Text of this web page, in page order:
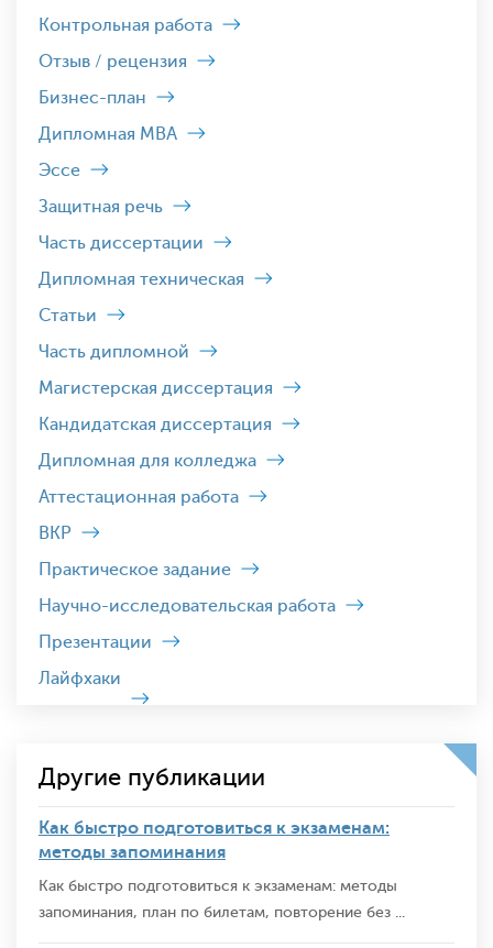
Контрольная работа
Отзыв / рецензия
Бизнес-план
Дипломная MBA
Эссе
Защитная речь
Часть диссертации
Дипломная техническая
Статьи
Часть дипломной
Магистерская диссертация
Кандидатская диссертация
Дипломная для колледжа
Аттестационная работа
ВКР
Практическое задание
Научно-исследовательская работа
Презентации
Лайфхаки
Другие публикации
Как быстро подготовиться к экзаменам:
методы запоминания
Как быстро подготовиться к экзаменам: методы
запоминания, план по билетам, повторение без ...